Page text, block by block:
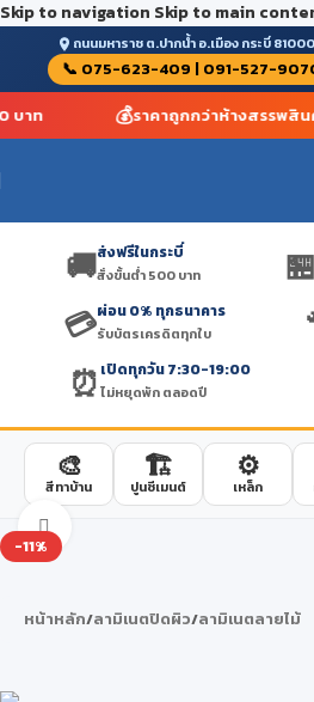
Skip to navigation Skip to main
ถนนมหาราช ต.ปากน้ำ อ.เมือง กระบี่ 81000
📞 075-623-409 | 091-527-
บาท 💰ราคาถูกกว่าห้างสรรพสิน
🚚ส่งฟรีในกระบี่
สั่งขั้นต่ำ 500 บาท 🏪
💳ผ่อน 0% ทุกธนาคาร
รับบัตรเครดิตทุกใบ
⏰ เปิดทุกวัน 7:30-19:00
ไม่หยุดพัก ตลอดปี
🎨
สีทาบ้าน
🏗️
ปูนซีเมนต์
⚙️
เหล็ก
-11%
Click to enlarge
หน้าหลัก/ลามิเนตปิดผิว/ลามิเนตลายไม้